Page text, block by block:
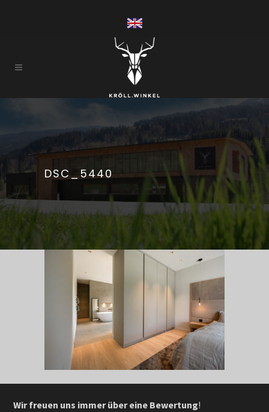
DSC_5440
Wir freuen uns immer über eine Bewertung!